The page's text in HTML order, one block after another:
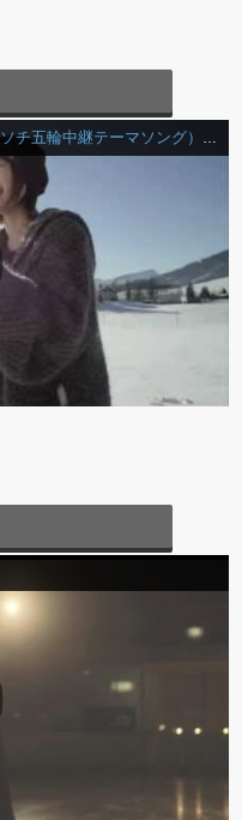
絢香 / 「number one」（フジテレビ系ソチ五輪中継テーマソング）Music Video(Short Ver.)